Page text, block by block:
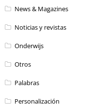
News & Magazines
Noticias y revistas
Onderwijs
Otros
Palabras
Personalización